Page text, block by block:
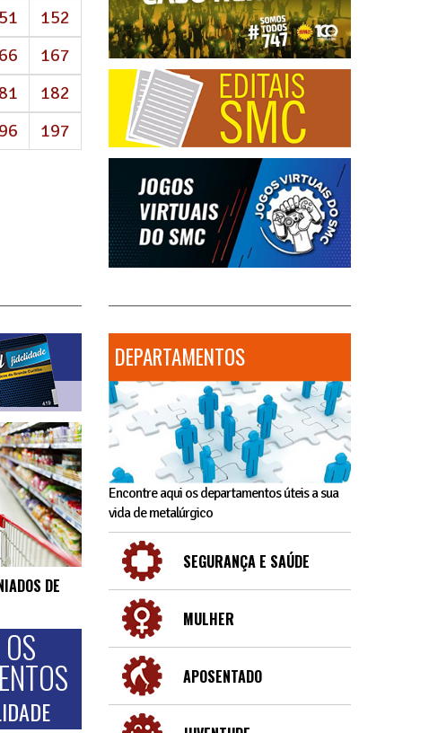
152
167
182
197
DE
DEPARTAMENTOS
Encontre aqui os departamentos úteis a sua
vida de metalúrgico
SEGURANÇA E SAÚDE
MULHER
APOSENTADO